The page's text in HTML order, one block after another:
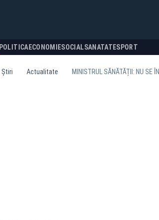
POLITICA ECONOMIESOCIALSANATATESPORT
Știri Actualitate MINISTRUL SĂNĂTĂȚII: NU SE